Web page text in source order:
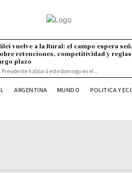
vuelve a la Rural: el campo espera
retenciones, competitividad y reglas
plazo
Presidente hablará este domingo en el...
ARGENTINA MUNDO POLITICA Y